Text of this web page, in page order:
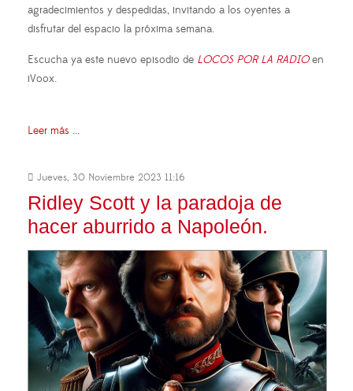
agradecimientos y despedidas, invitando a los oyentes a
disfrutar del espacio la próxima semana.
Escucha ya este nuevo episodio de LOCOS POR LA RADIOen
iVoox.
Leer más ...
Jueves, 30 Noviembre 2023 11:16
Ridley Scott y la paradoja de
hacer aburrido a Napoleón.